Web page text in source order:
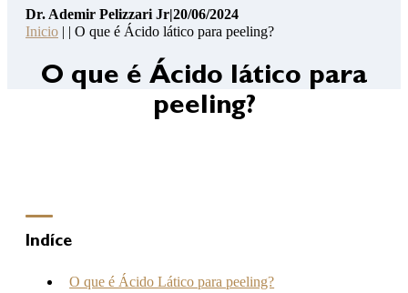
Pelizzari
14
Online
Clínica
Hospital
Dr. Ademir Pelizzari Jr|20/06/2024
Inicio | | O que é Ácido lático para peeling?
O que é Ácido lático para
peeling?
Indíce
O que é Ácido Lático para peeling?